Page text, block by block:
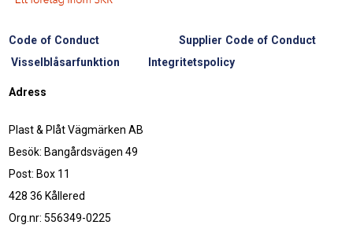
Code of Conduct
Supplier Code of Conduct
Visselblåsarfunktion
Integritetspolicy
Adress
Plast & Plåt Vägmärken AB
Besök: Bangårdsvägen 49
Post: Box 11
428 36 Kållered
Org.nr: 556349-0225